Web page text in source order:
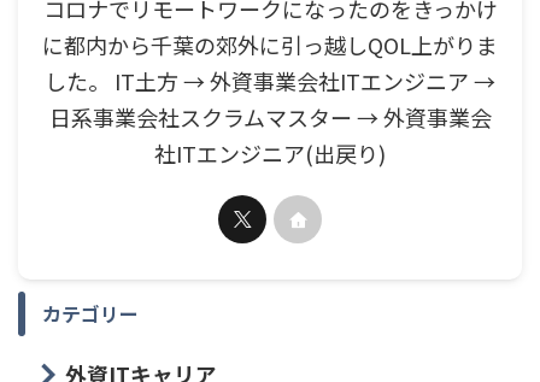
コロナでリモートワークになったのをきっかけ
に都内から千葉の郊外に引っ越しQOL上がりま
した。 IT土方 → 外資事業会社ITエンジニア →
日系事業会社スクラムマスター → 外資事業会
社ITエンジニア(出戻り)
カテゴリー
外資ITキャリア